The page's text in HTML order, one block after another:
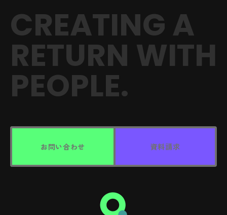
CREATING A
RETURN WITH
PEOPLE.
お問い合わせ 資料請求